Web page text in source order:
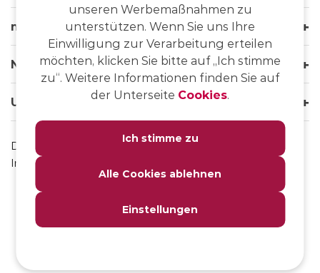
msg life Group
Nützliche Links
Unsere Websites
Datenschutz
Impressum
unseren Werbemaßnahmen zu
unterstützen. Wenn Sie uns Ihre
Einwilligung zur Verarbeitung erteilen
möchten, klicken Sie bitte auf „Ich stimme
zu“. Weitere Informationen finden Sie auf
der Unterseite Cookies.
Ich stimme zu
Alle Cookies ablehnen
Einstellungen